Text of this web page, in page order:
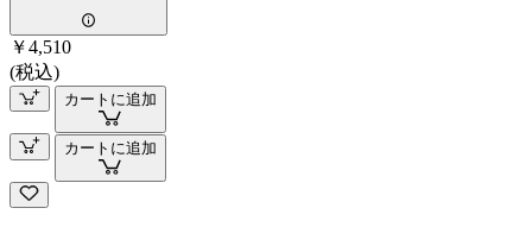
￥4,510
(税込)
カートに追加
カートに追加